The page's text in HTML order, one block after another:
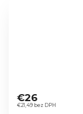
hodnotenie
produktu
€21,49 bez DPH
€26